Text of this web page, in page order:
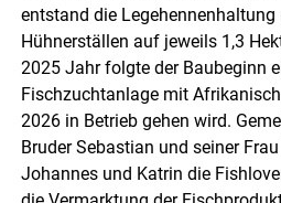
entstand die
Hühnerställen auf jeweils 1,3
2025 Jahr folgte der Baubeginn
Fischzuchtanlage mit
2026 in Betrieb gehen wird.
Bruder Sebastian und seiner
Johannes und Katrin die